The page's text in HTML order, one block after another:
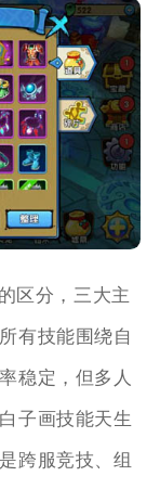
区分，三大主
有技能围绕自
稳定，但多人
子画技能天生
跨服竞技、组